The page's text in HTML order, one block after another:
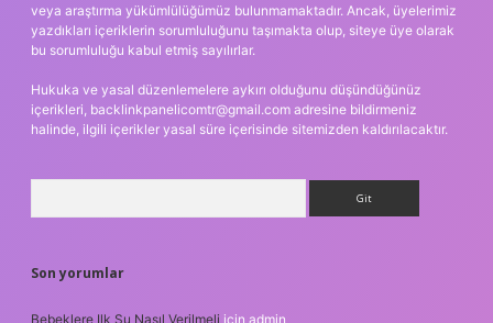
veya araştırma yükümlülüğümüz bulunmamaktadır. Ancak, üyelerimiz
yazdıkları içeriklerin sorumluluğunu taşımakta olup, siteye üye olarak
bu sorumluluğu kabul etmiş sayılırlar.
Hukuka ve yasal düzenlemelere aykırı olduğunu düşündüğünüz
içerikleri, backlinkpanelicomtr@gmail.com adresine bildirmeniz
halinde, ilgili içerikler yasal süre içerisinde sitemizden kaldırılacaktır.
Son yorumlar
Bebeklere Ilk Su Nasıl Verilmeli için admin